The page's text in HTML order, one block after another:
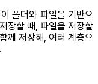
폴더와 파일을 기반으
장할 때, 파일을 저장할
께 저장해, 여러 계층으